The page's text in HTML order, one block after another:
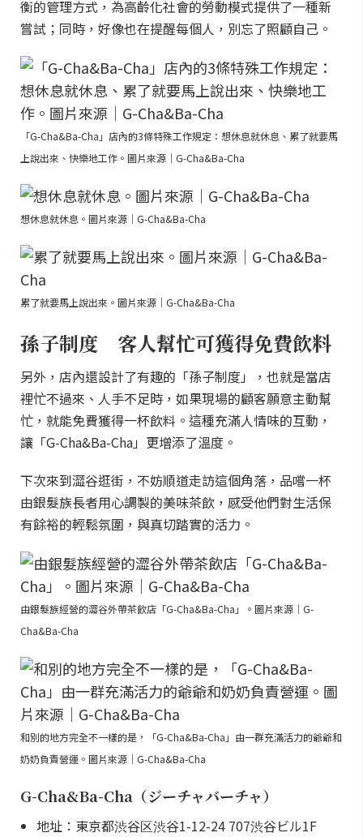
衡的管理方式，為高齡化社會的勞動模式提供了一種新
嘗試；同時，好像也在提醒每個人，別忘了照顧自己。
「G-Cha&Ba-Cha」店內的3條特殊工作規定：想休息就休息、累了就要馬
上說出來、快樂地工作。圖片來源｜G-Cha&Ba-Cha
想休息就休息。圖片來源｜G-Cha&Ba-Cha
累了就要馬上說出來。圖片來源｜G-Cha&Ba-Cha
孫子制度 客人幫忙可獲得免費飲料
另外，店內還設計了有趣的「孫子制度」，也就是當店
裡忙不過來、人手不足時，如果現場的顧客願意主動幫
忙，就能免費獲得一杯飲料。這種充滿人情味的互動，
讓「G-Cha&Ba-Cha」更增添了溫度。
下次來到澀谷逛街，不妨順道走訪這個角落，品嚐一杯
由銀髮族長者用心調製的美味茶飲，感受他們對生活保
有餘裕的輕鬆氛圍，與真切踏實的活力。
由銀髮族經營的澀谷外帶茶飲店「G-Cha&Ba-Cha」。圖片來源｜G-
Cha&Ba-Cha
和別的地方完全不一樣的是，「G-Cha&Ba-Cha」由一群充滿活力的爺爺和
奶奶負責營運。圖片來源｜G-Cha&Ba-Cha
G-Cha&Ba-Cha（ジーチャバーチャ）
地址：東京都渋谷区渋谷1-12-24 707渋谷ビル1F